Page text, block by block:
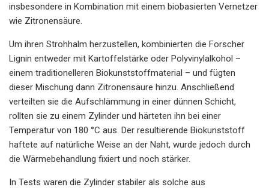
insbesondere in Kombination mit einem biobasierten Vernetzer
wie Zitronensäure.
Um ihren Strohhalm herzustellen, kombinierten die Forscher
Lignin entweder mit Kartoffelstärke oder Polyvinylalkohol –
einem traditionelleren Biokunststoffmaterial – und fügten
dieser Mischung dann Zitronensäure hinzu. Anschließend
verteilten sie die Aufschlämmung in einer dünnen Schicht,
rollten sie zu einem Zylinder und härteten ihn bei einer
Temperatur von 180 °C aus. Der resultierende Biokunststoff
haftete auf natürliche Weise an der Naht, wurde jedoch durch
die Wärmebehandlung fixiert und noch stärker.
In Tests waren die Zylinder stabiler als solche aus